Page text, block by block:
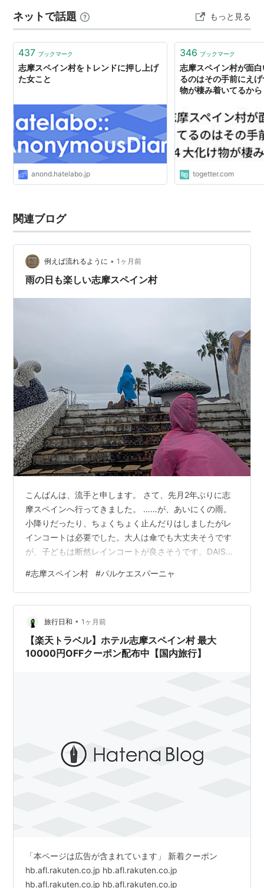
ンペーンで割引クーポンを使うのがおすすめ。対象宿に
含まれていれば、さらにお得に予約できます。…
ネットで話題 もっと見る
437 ブックマーク
志摩スペイン村をトレンドに押し上げ
た女こと
anond.hatelabo.jp
346 ブックマーク
志摩スペイン村が面
るのはその手前にえ
物が棲み着いてるから
togetter.com
関連ブログ
例えば流れるように • 1ヶ月前
雨の日も楽しい志摩スペイン村
こんばんは、流手と申します。 さて、先月2年ぶりに志
摩スペインへ行ってきました。 ……が、あいにくの雨。
小降りだったり、ちょくちょく止んだりはしましたがレ
インコートは必要でした。大人は傘でも大丈夫そうです
が、子どもは断然レインコートが良さそうです。DAISO
日に買ったので数ヶ月前には既にチケットを購入してお
り、残念ながら日程ズラしは効かずで。予報を見ながら
雨だなぁ……と1週間過ごしました。雨の日のテーマパー
クは初……ってこともありませんでしたが、こういうパタ
ーンは珍しかったので貴重な体験になったと思います。
……流石に大雨ならキャンセル一択…
#志摩スペイン村 #パルケエスパーニャ
旅行日和 • 1ヶ月前
【楽天トラベル】ホテル志摩スペイン村 最大
10000円OFFクーポン配布中【国内旅行】
「本ページは広告が含まれています」 新着クーポン
hb.afl.rakuten.co.jp hb.afl.rakuten.co.jp
hb.afl.rakuten.co.jp hb.afl.rakuten.co.jp